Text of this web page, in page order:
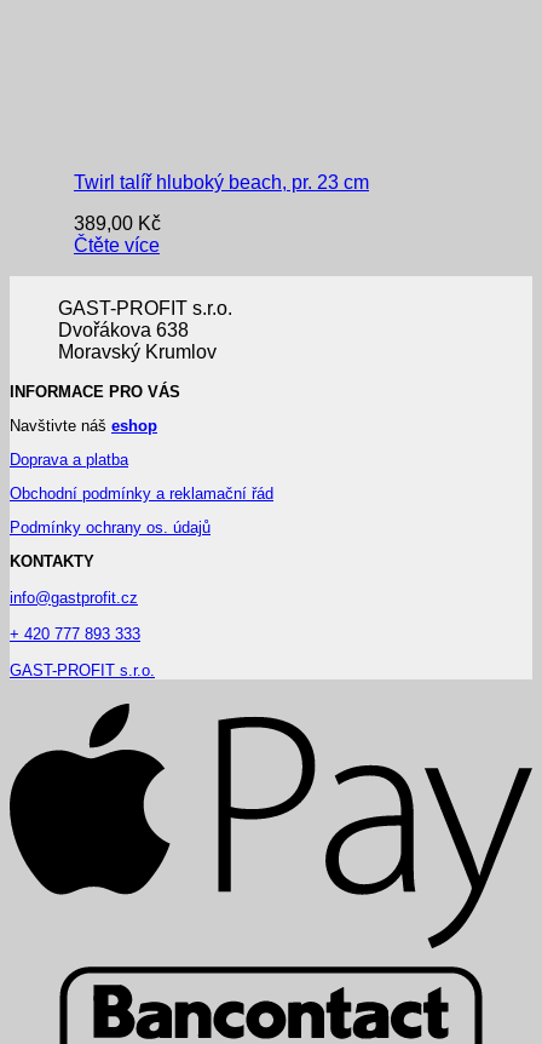
Twirl talíř hluboký beach, pr. 23 cm
389,00 Kč
Čtěte více
GAST-PROFIT s.r.o.
Dvořákova 638
Moravský Krumlov
INFORMACE PRO VÁS
Navštivte náš eshop
Doprava a platba
Obchodní podmínky a reklamační řád
Podmínky ochrany os. údajů
KONTAKTY
info@gastprofit.cz
+ 420 777 893 333
GAST-PROFIT s.r.o.